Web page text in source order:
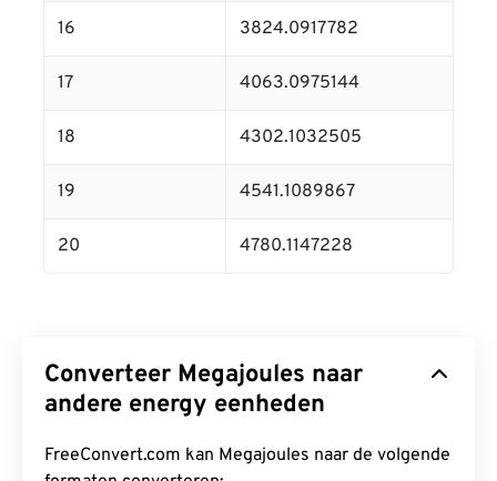
16 3824.0917782
17 4063.0975144
18 4302.1032505
19 4541.1089867
20 4780.1147228
Converteer Megajoules naar
andere energy eenheden
FreeConvert.com kan Megajoules naar de volgende